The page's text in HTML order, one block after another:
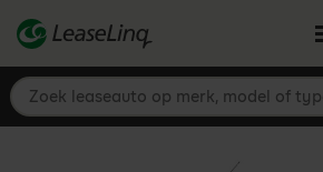
Zoek leaseauto op merk, model of type